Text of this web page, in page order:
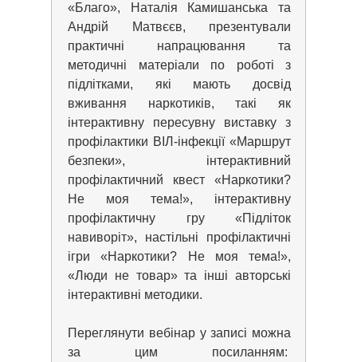
«Благо», Наталія Камишанська та
Андрій Матвєєв, презентували
практичні напрацювання та
методичні матеріали по роботі з
підлітками, які мають досвід
вживання наркотиків, такі як
інтерактивну пересувну виставку з
профілактики ВІЛ-інфекції «Маршрут
безпеки», інтерактивний
профілактичний квест «Наркотики?
Не моя тема!», інтерактивну
профілактичну гру «Підліток
навиворіт», настільні профілактичні
ігри «Наркотики? Не моя тема!»,
«Люди не товар» та інші авторські
інтерактивні методики.
Переглянути вебінар у записі можна
за цим посиланням: